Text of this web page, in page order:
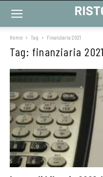
Home Tag Finanziaria 2021
Tag: finanziaria 2021